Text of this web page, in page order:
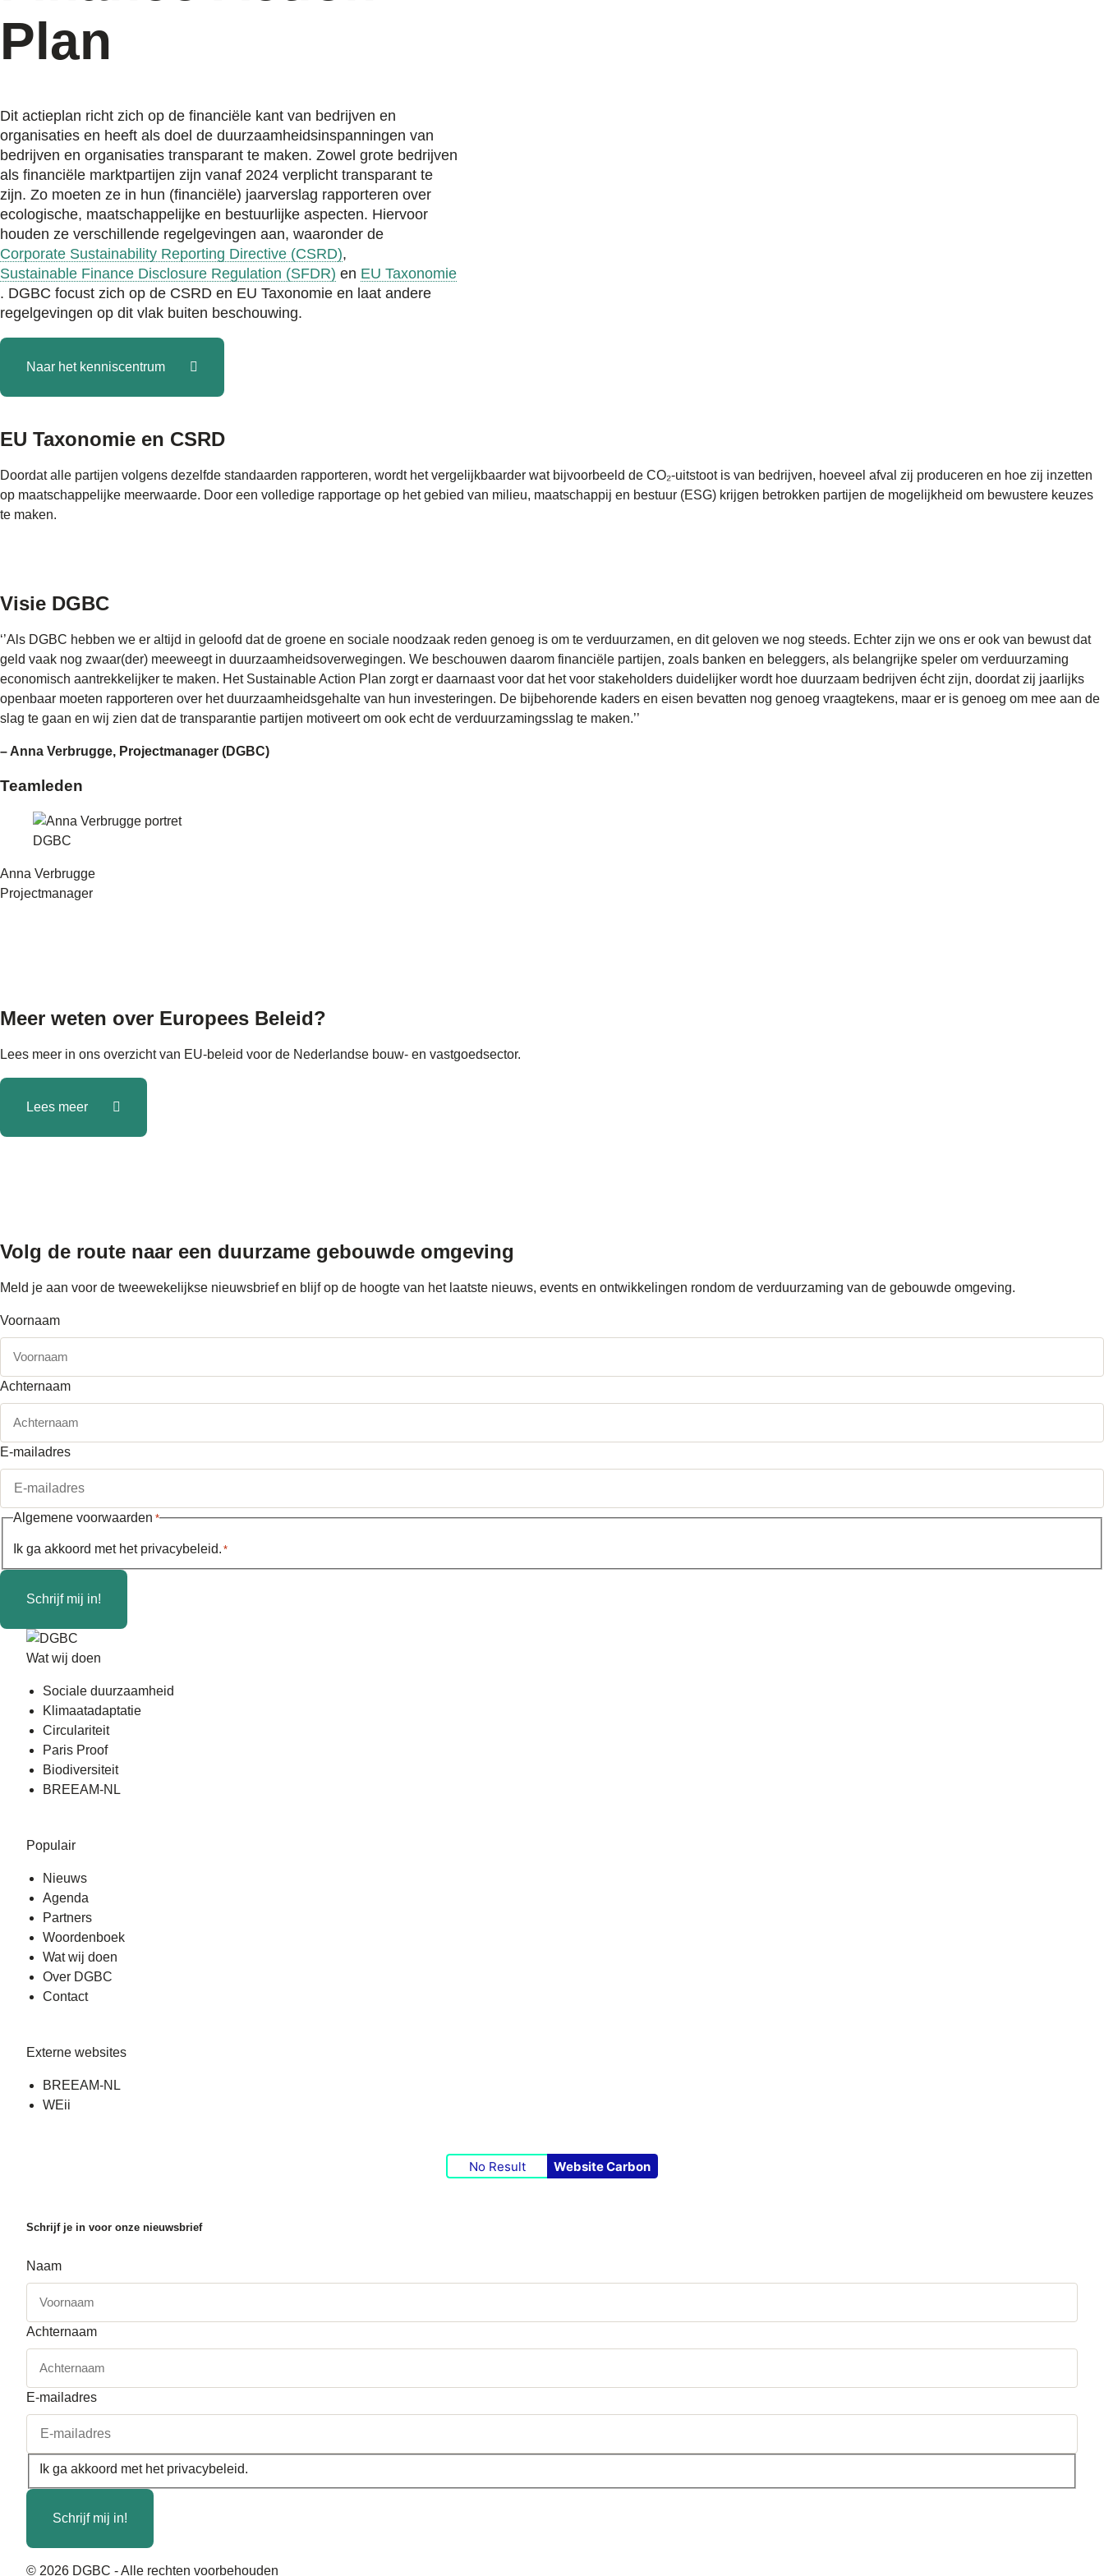
Plan
Dit actieplan richt zich op de financiële kant van bedrijven en
organisaties en heeft als doel de duurzaamheidsinspanningen van
bedrijven en organisaties transparant te maken. Zowel grote bedrijven
als financiële marktpartijen zijn vanaf 2024 verplicht transparant te
zijn. Zo moeten ze in hun (financiële) jaarverslag rapporteren over
ecologische, maatschappelijke en bestuurlijke aspecten. Hiervoor
houden ze verschillende regelgevingen aan, waaronder de
Corporate Sustainability Reporting Directive (CSRD),
Sustainable Finance Disclosure Regulation (SFDR) en EU Taxonomie
. DGBC focust zich op de CSRD en EU Taxonomie en laat andere
regelgevingen op dit vlak buiten beschouwing.
Naar het kenniscentrum
EU Taxonomie en CSRD
Doordat alle partijen volgens dezelfde standaarden rapporteren, wordt het vergelijkbaarder wat bijvoorbeeld de CO₂-uitstoot is van bedrijven, hoeveel afval zij produceren en hoe zij inzetten
op maatschappelijke meerwaarde. Door een volledige rapportage op het gebied van milieu, maatschappij en bestuur (ESG) krijgen betrokken partijen de mogelijkheid om bewustere keuzes
te maken.
Visie DGBC
‘’Als DGBC hebben we er altijd in geloofd dat de groene en sociale noodzaak reden genoeg is om te verduurzamen, en dit geloven we nog steeds. Echter zijn we ons er ook van bewust dat
geld vaak nog zwaar(der) meeweegt in duurzaamheidsoverwegingen. We beschouwen daarom financiële partijen, zoals banken en beleggers, als belangrijke speler om verduurzaming
economisch aantrekkelijker te maken. Het Sustainable Action Plan zorgt er daarnaast voor dat het voor stakeholders duidelijker wordt hoe duurzaam bedrijven écht zijn, doordat zij jaarlijks
openbaar moeten rapporteren over het duurzaamheidsgehalte van hun investeringen. De bijbehorende kaders en eisen bevatten nog genoeg vraagtekens, maar er is genoeg om mee aan de
slag te gaan en wij zien dat de transparantie partijen motiveert om ook echt de verduurzamingsslag te maken.’’
– Anna Verbrugge, Projectmanager (DGBC)
Teamleden
Anna Verbrugge
Projectmanager
Meer weten over Europees Beleid?
Lees meer in ons overzicht van EU-beleid voor de Nederlandse bouw- en vastgoedsector.
Lees meer
Volg de route naar een duurzame gebouwde omgeving
Meld je aan voor de tweewekelijkse nieuwsbrief en blijf op de hoogte van het laatste nieuws, events en ontwikkelingen rondom de verduurzaming van de gebouwde omgeving.
Voornaam
Achternaam
E-mailadres
Algemene voorwaarden *
Ik ga akkoord met het privacybeleid. *
Schrijf mij in!
Wat wij doen
Sociale duurzaamheid
Klimaatadaptatie
Circulariteit
Paris Proof
Biodiversiteit
BREEAM-NL
Populair
Nieuws
Agenda
Partners
Woordenboek
Wat wij doen
Over DGBC
Contact
Externe websites
BREEAM-NL
WEii
No Result Website Carbon
Schrijf je in voor onze nieuwsbrief
Naam
Achternaam
E-mailadres
*Ik ga akkoord met het privacybeleid.
Schrijf mij in!
© 2026 DGBC - Alle rechten voorbehouden